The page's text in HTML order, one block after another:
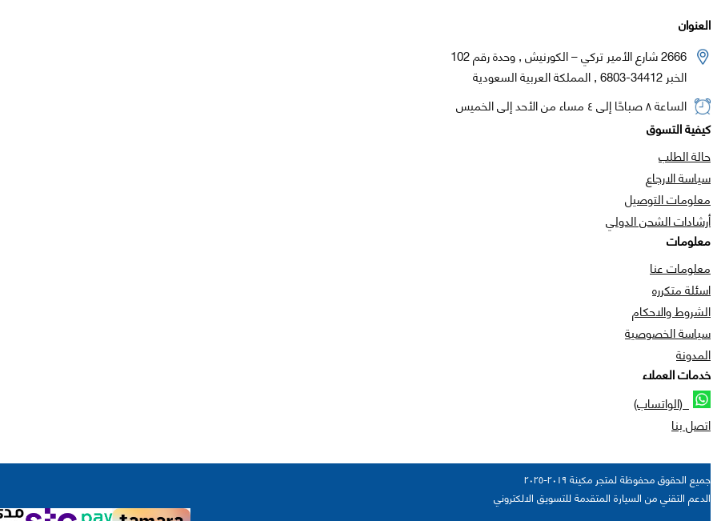
العنوان
2666 شارع الأمير تركي – الكورنيش , وحدة رقم 102
الخبر 34412-6803 , المملكة العربية السعودية
الساعة ٨ صباحًا إلى ٤ مساء من الأحد إلى الخميس
كيفية التسوق
حالة الطلب
سياسة الارجاع
معلومات التوصيل
أرشادات الشحن الدولي
معلومات
معلومات عنا
اسئلة متكرره
الشروط والاحكام
سياسة الخصوصية
المدونة
خدمات العملاء
(الواتساب)
اتصل بنا
جميع الحقوق محفوظة لمتجر مكينة ٢٠١٩-٢٠٢٥
الدعم التقني من السيارة المتقدمة للتسويق الالكتروني